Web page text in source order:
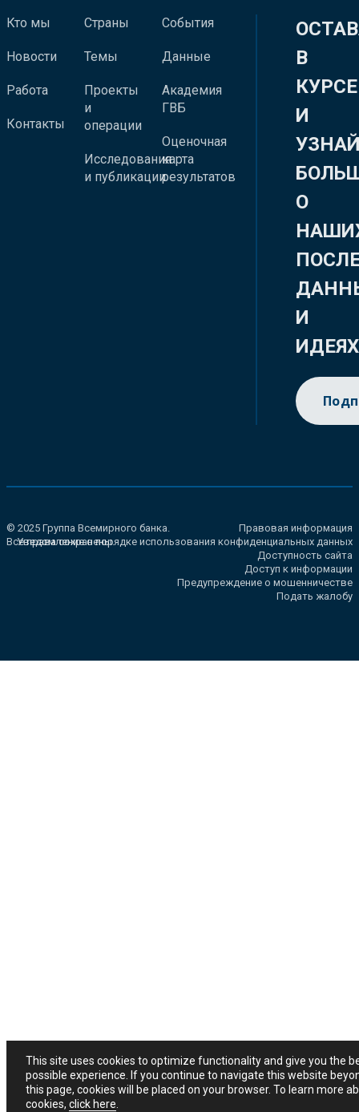
Кто мы
Новости
Работа
Контакты
Страны
Темы
Проекты
и
операции
Исследования
и публикации
События
Данные
Академия
ГВБ
Оценочная
карта
результатов
В
КУРСЕ
И
О
И
ИДЕЯХ
© 2025 Группа Всемирного банка.
Все права сохранены.
Правовая информация
Уведомление о порядке использования конфиденциальных данных
Доступность сайта
Доступ к информации
Предупреждение о мошенничестве
Подать жалобу
This site uses cookies to optimize functionality and give you the
possible experience. If you continue to navigate this website
this page, cookies will be placed on your browser. To learn more
cookies, click here